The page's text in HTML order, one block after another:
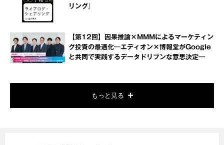
リング』
【第12回】因果推論×MMMによるマーケティン
グ投資の最適化―エディオン×博報堂がGoogle
と共同で実践するデータドリブンな意思決定―
もっと見る